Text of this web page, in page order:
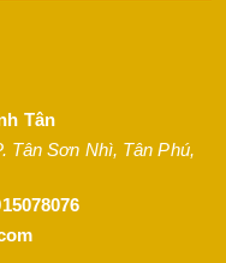
Tân
Tân Sơn Nhì, Tân Phú,